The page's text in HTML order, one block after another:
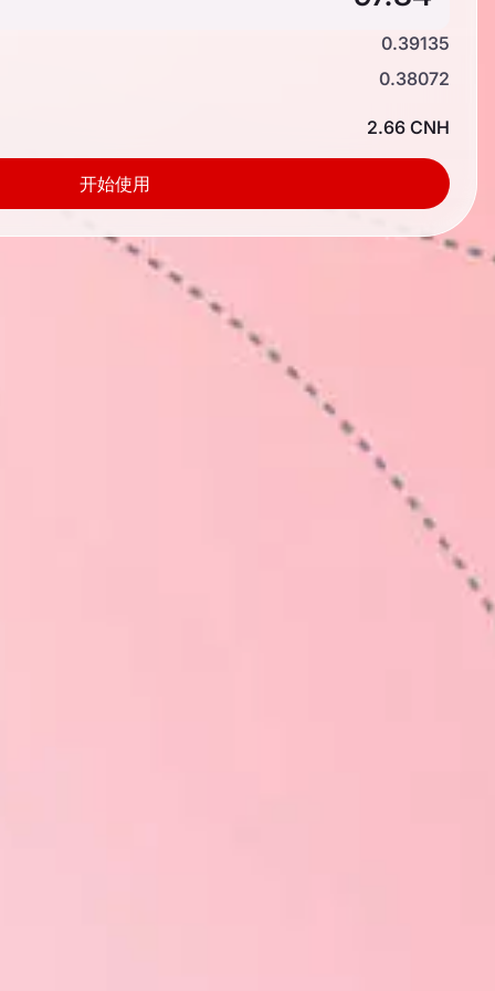
0.39135
0.38072
2.66 CNH
开始使用